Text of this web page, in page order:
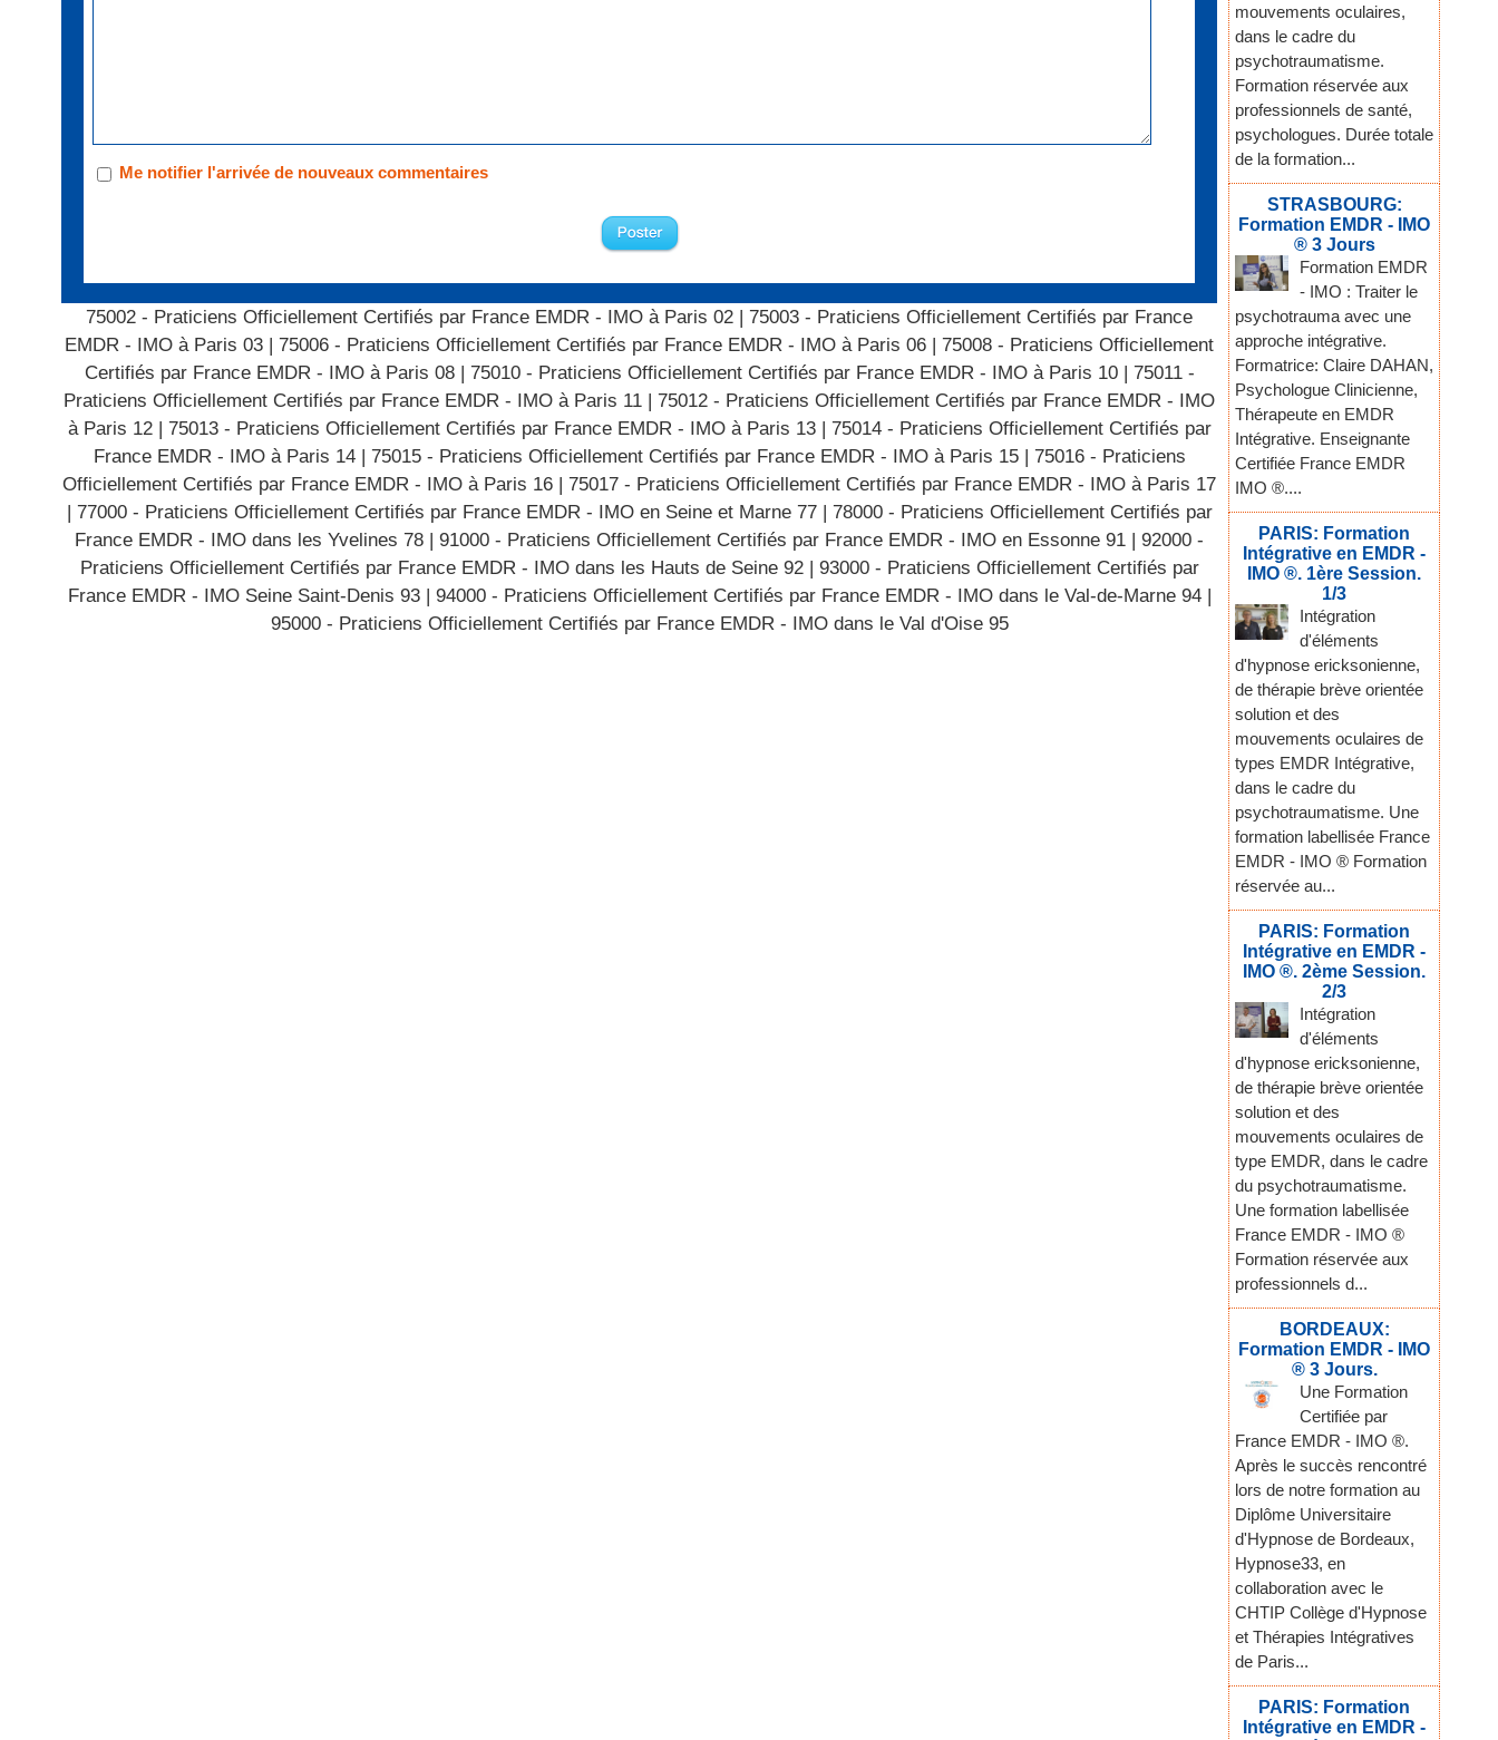
Me notifier l'arrivée de nouveaux commentaires
75002 - Praticiens Officiellement Certifiés par France EMDR - IMO à Paris 02
75003 - Praticiens Officiellement Certifiés par France
EMDR - IMO à Paris 03
75006 - Praticiens Officiellement Certifiés par France EMDR - IMO à Paris 06
75008 - Praticiens Officiellement
Certifiés par France EMDR - IMO à Paris 08
75010 - Praticiens Officiellement Certifiés par France EMDR - IMO à Paris 10
75011 -
Praticiens Officiellement Certifiés par France EMDR - IMO à Paris 11
75012 - Praticiens Officiellement Certifiés par France EMDR - IMO
à Paris 12
75013 - Praticiens Officiellement Certifiés par France EMDR - IMO à Paris 13
75014 - Praticiens Officiellement Certifiés par
France EMDR - IMO à Paris 14
75015 - Praticiens Officiellement Certifiés par France EMDR - IMO à Paris 15
75016 - Praticiens
Officiellement Certifiés par France EMDR - IMO à Paris 16
75017 - Praticiens Officiellement Certifiés par France EMDR - IMO à Paris 17
77000 - Praticiens Officiellement Certifiés par France EMDR - IMO en Seine et Marne 77
78000 - Praticiens Officiellement Certifiés par
France EMDR - IMO dans les Yvelines 78
91000 - Praticiens Officiellement Certifiés par France EMDR - IMO en Essonne 91
92000 -
Praticiens Officiellement Certifiés par France EMDR - IMO dans les Hauts de Seine 92
93000 - Praticiens Officiellement Certifiés par
France EMDR - IMO Seine Saint-Denis 93
94000 - Praticiens Officiellement Certifiés par France EMDR - IMO dans le Val-de-Marne 94
95000 - Praticiens Officiellement Certifiés par France EMDR - IMO dans le Val d'Oise 95
mouvements oculaires,
dans le cadre du
psychotraumatisme.
Formation réservée aux
professionnels de santé,
psychologues. Durée totale
de la formation...
STRASBOURG:
Formation EMDR - IMO
® 3 Jours
Formation EMDR
- IMO : Traiter le
psychotrauma avec une
approche intégrative.
Formatrice: Claire DAHAN,
Psychologue Clinicienne,
Thérapeute en EMDR
Intégrative. Enseignante
Certifiée France EMDR
IMO ®....
PARIS: Formation
Intégrative en EMDR -
IMO ®. 1ère Session.
1/3
Intégration
d'éléments
d'hypnose ericksonienne,
de thérapie brève orientée
solution et des
mouvements oculaires de
types EMDR Intégrative,
dans le cadre du
psychotraumatisme. Une
formation labellisée France
EMDR - IMO ® Formation
réservée au...
PARIS: Formation
Intégrative en EMDR -
IMO ®. 2ème Session.
2/3
Intégration
d'éléments
d'hypnose ericksonienne,
de thérapie brève orientée
solution et des
mouvements oculaires de
type EMDR, dans le cadre
du psychotraumatisme.
Une formation labellisée
France EMDR - IMO ®
Formation réservée aux
professionnels d...
BORDEAUX:
Formation EMDR - IMO
® 3 Jours.
Une Formation
Certifiée par
France EMDR - IMO ®.
Après le succès rencontré
lors de notre formation au
Diplôme Universitaire
d'Hypnose de Bordeaux,
Hypnose33, en
collaboration avec le
CHTIP Collège d'Hypnose
et Thérapies Intégratives
de Paris...
PARIS: Formation
Intégrative en EMDR -